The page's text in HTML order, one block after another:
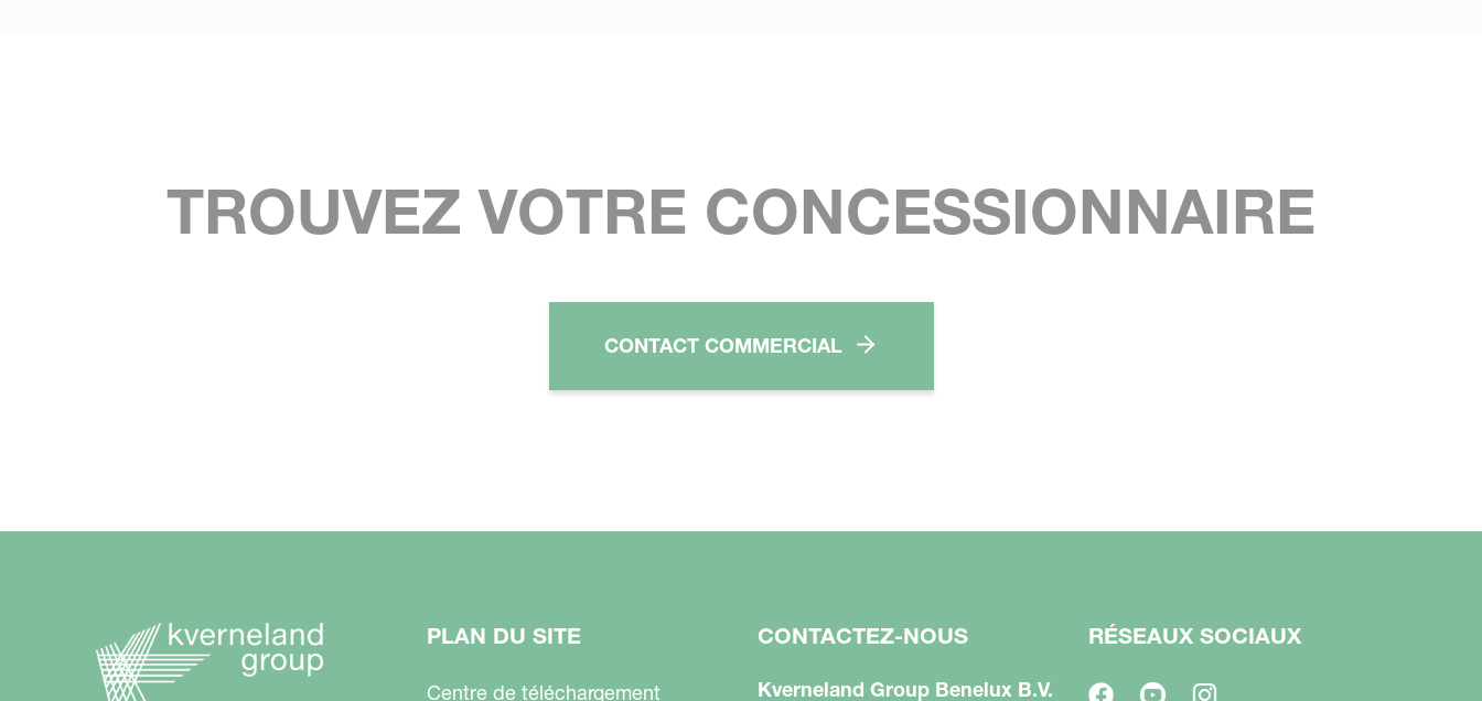
TROUVEZ VOTRE CONCESSIONNAIRE
CONTACT COMMERCIAL
PLAN DU SITE
Centre de téléchargement
CONTACTEZ-NOUS
Kverneland Group Benelux B.V.
RÉSEAUX SOCIAUX